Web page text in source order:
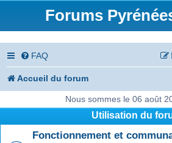
Forums
FAQ
Accueil du forum
Nous sommes le 06 août
Utilisation du
Fonctionnement et